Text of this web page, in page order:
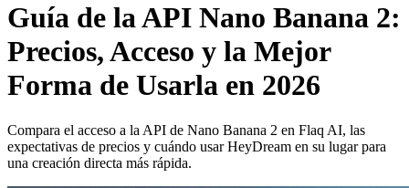
Guía de la API Nano Banana 2:
Precios, Acceso y la Mejor
Forma de Usarla en 2026
Compara el acceso a la API de Nano Banana 2 en Flaq AI, las
expectativas de precios y cuándo usar HeyDream en su lugar para
una creación directa más rápida.